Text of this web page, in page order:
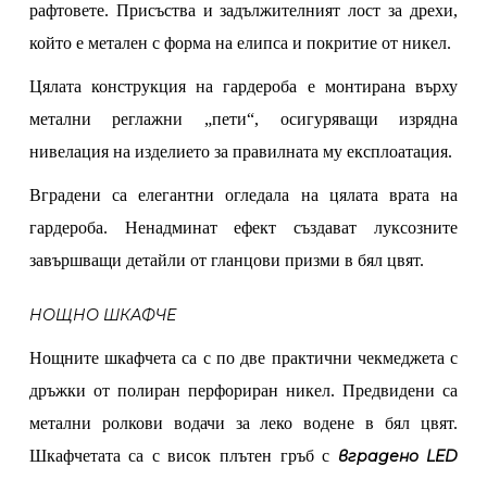
рафтовете. Присъства и задължителният лост за дрехи,
който е метален с форма на елипса и покритие от никел.
Цялата конструкция на гардероба е монтирана върху
метални реглажни „пети“, осигуряващи изрядна
нивелация на изделието за правилната му експлоатация.
Вградени са елегантни огледала на цялата врата на
гардероба. Ненадминат ефект създават луксозните
завършващи детайли от гланцови призми в бял цвят.
НОЩНО ШКАФЧЕ
Нощните шкафчета са с по две практични чекмеджета с
дръжки от полиран перфориран никел. Предвидени са
метални ролкови водачи за леко водене в бял цвят.
Шкафчетата са с висок плътен гръб с вградено LED